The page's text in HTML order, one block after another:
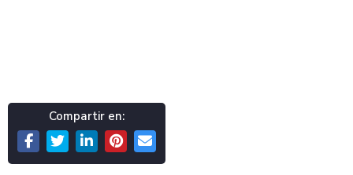
Compartir en: